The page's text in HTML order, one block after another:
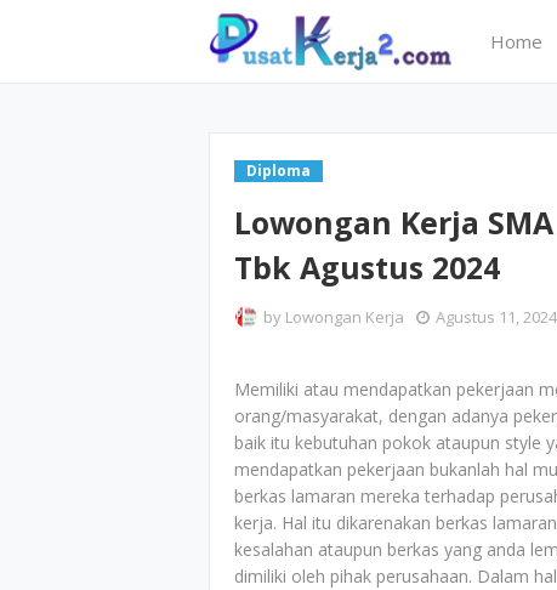
Home
Diploma
Lowongan Kerja SMA
Tbk Agustus 2024
by Lowongan Kerja Agustus 11, 2024
Memiliki atau mendapatkan pekerjaan
orang/masyarakat, dengan adanya
baik itu kebutuhan pokok ataupun style
mendapatkan pekerjaan bukanlah hal
berkas lamaran mereka terhadap
kerja. Hal itu dikarenakan berkas
kesalahan ataupun berkas yang anda
dimiliki oleh pihak perusahaan. Dalam